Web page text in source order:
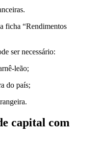
ficha “Rendimentos
ser necessário:
leão;
do país;
capital com